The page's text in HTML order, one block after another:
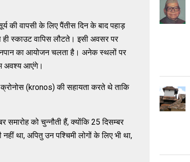
की वापसी के लिए पैंतीस दिन के बाद पहाड़
स्काउट वापिस लौटते। इसी अवसर पर
का आयोजन चलता है। अनेक स्थलों पर
अवश्य आएंगे।
क्रोनोस (kronos) की सहायता करते थे ताकि
समारोह को चुन्नौती हैं, क्योंकि 25 दिसम्बर
था, अपितु उन पश्चिमी लोगों के लिए भी था,